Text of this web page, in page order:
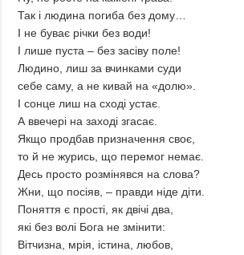
Так і людина погиба без дому…
І не буває річки без води!
І лише пуста – без засіву поле!
Людино, лиш за вчинками суди
себе саму, а не кивай на «долю».
І сонце лиш на сході устає.
А ввечері на заході згасає.
Якщо продбав призначення своє,
то й не журись, що перемог немає.
Десь просто розмінявся на слова?
Жни, що посіяв, – правди ніде діти.
Поняття є прості, як двічі два,
які без волі Бога не змінити:
Вітчизна, мрія, істина, любов,